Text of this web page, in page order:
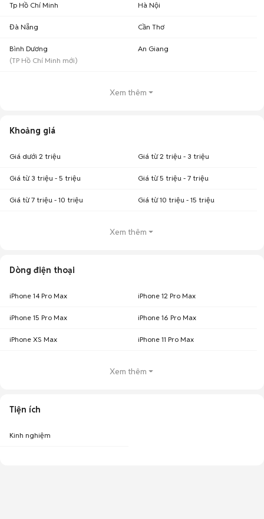
Tp Hồ Chí Minh Hà Nội
Đà Nẵng Cần Thơ
Bình Dương
(TP Hồ Chí Minh mới)
An Giang
Xem thêm
Khoảng giá
Giá dưới 2 triệu Giá từ 2 triệu - 3 triệu
Giá từ 3 triệu - 5 triệu Giá từ 5 triệu - 7 triệu
Giá từ 7 triệu - 10 triệu Giá từ 10 triệu - 15 triệu
Xem thêm
Dòng điện thoại
iPhone 14 Pro Max iPhone 12 Pro Max
iPhone 15 Pro Max iPhone 16 Pro Max
iPhone XS Max iPhone 11 Pro Max
Xem thêm
Tiện ích
Kinh nghiệm